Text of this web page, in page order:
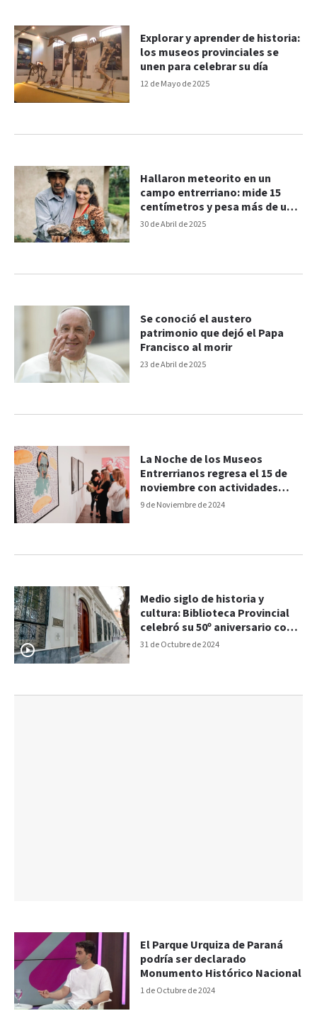
12 de Mayo de 2025
Explorar y aprender de historia:
los museos provinciales se
unen para celebrar su día
30 de Abril de 2025
Hallaron meteorito en un
campo entrerriano: mide 15
centímetros y pesa más de un
kilo
23 de Abril de 2025
Se conoció el austero
patrimonio que dejó el Papa
Francisco al morir
9 de Noviembre de 2024
La Noche de los Museos
Entrerrianos regresa el 15 de
noviembre con actividades
gratuitas
31 de Octubre de 2024
Medio siglo de historia y
cultura: Biblioteca Provincial
celebró su 50º aniversario con
emotivo evento
1 de Octubre de 2024
El Parque Urquiza de Paraná
podría ser declarado
Monumento Histórico Nacional